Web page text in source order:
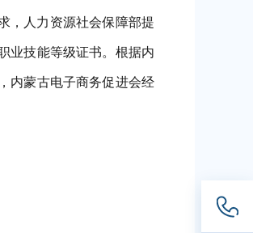
，人力资源社会保障部提
业技能等级证书。根据内
内蒙古电子商务促进会经